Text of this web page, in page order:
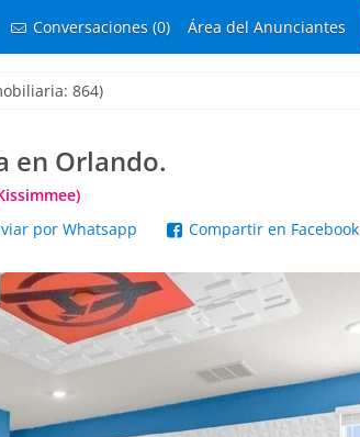
Conversaciones (0) Área del Anunciantes
864)
en Orlando.
por Whatsapp Compartir en Facebook